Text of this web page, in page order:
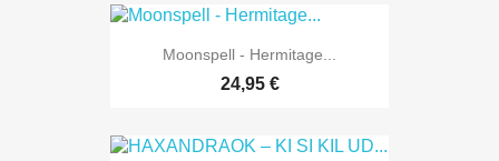
Moonspell - Hermitage...
24,95 €